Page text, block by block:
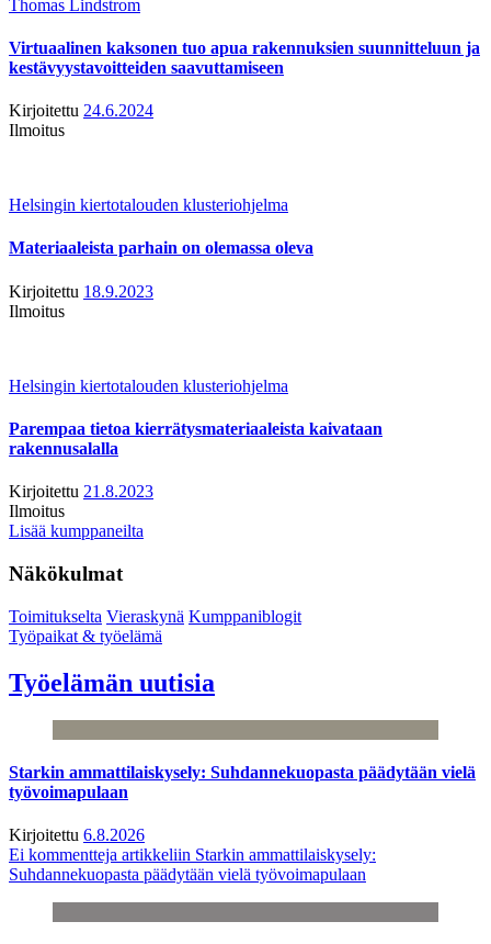
Thomas Lindstrom
Virtuaalinen kaksonen tuo apua rakennuksien suunnitteluun ja
kestävyystavoitteiden saavuttamiseen
Kirjoitettu 24.6.2024
Ilmoitus
Helsingin kiertotalouden klusteriohjelma
Materiaaleista parhain on olemassa oleva
Kirjoitettu 18.9.2023
Ilmoitus
Helsingin kiertotalouden klusteriohjelma
Parempaa tietoa kierrätysmateriaaleista kaivataan
rakennusalalla
Kirjoitettu 21.8.2023
Ilmoitus
Lisää kumppaneilta
Näkökulmat
Toimitukselta Vieraskynä Kumppaniblogit
Työpaikat & työelämä
Työelämän uutisia
Starkin ammattilaiskysely: Suhdannekuopasta päädytään vielä
työvoimapulaan
Kirjoitettu 6.8.2026
Ei kommentteja artikkeliin Starkin ammattilaiskysely:
Suhdannekuopasta päädytään vielä työvoimapulaan